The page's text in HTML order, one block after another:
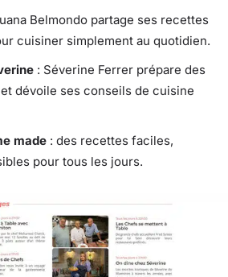
Belmondo partage ses recettes
cuisiner simplement au quotidien.
: Séverine Ferrer prépare des
dévoile ses conseils de cuisine
made : des recettes faciles,
pour tous les jours.